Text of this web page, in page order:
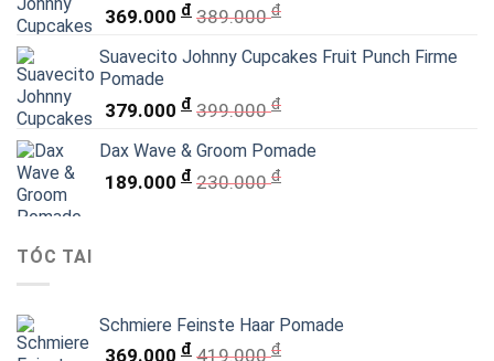
369.000 đ 389.000đ
Suavecito Johnny Cupcakes Fruit Punch Firme
Pomade
379.000 đ 399.000đ
Dax Wave & Groom Pomade
189.000 đ 230.000đ
TÓC TAI
Schmiere Feinste Haar Pomade
369.000 đ 419.000đ